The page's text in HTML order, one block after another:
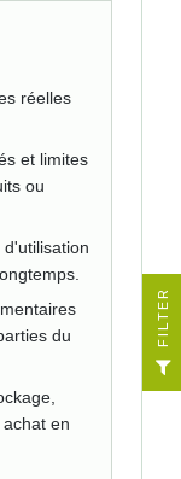
réelles
et limites
ou
du
en
R